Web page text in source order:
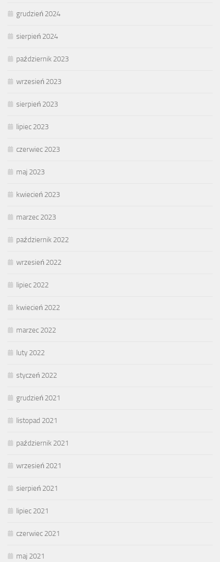
grudzień 2024
sierpień 2024
październik 2023
wrzesień 2023
sierpień 2023
lipiec 2023
czerwiec 2023
maj 2023
kwiecień 2023
marzec 2023
październik 2022
wrzesień 2022
lipiec 2022
kwiecień 2022
marzec 2022
luty 2022
styczeń 2022
grudzień 2021
listopad 2021
październik 2021
wrzesień 2021
sierpień 2021
lipiec 2021
czerwiec 2021
maj 2021